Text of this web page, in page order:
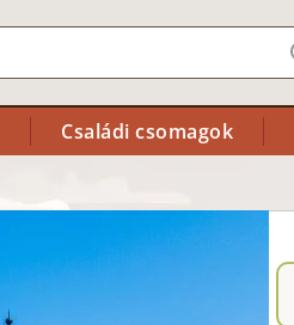
Családi csomagok